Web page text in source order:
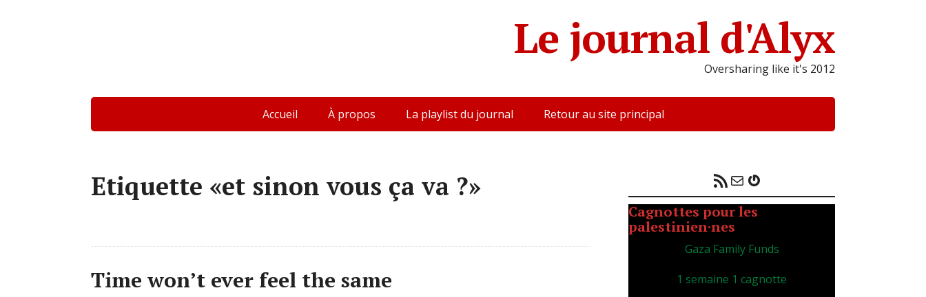
Le journal d'Alyx
Oversharing like it's 2012
Accueil À propos La playlist du journal Retour au site principal
Etiquette «et sinon vous ça va ?»
Time won’t ever feel the same
Flux RSSE-mailGravatar
Cagnottes pour les
palestinien·nes
Gaza Family Funds
1 semaine 1 cagnotte